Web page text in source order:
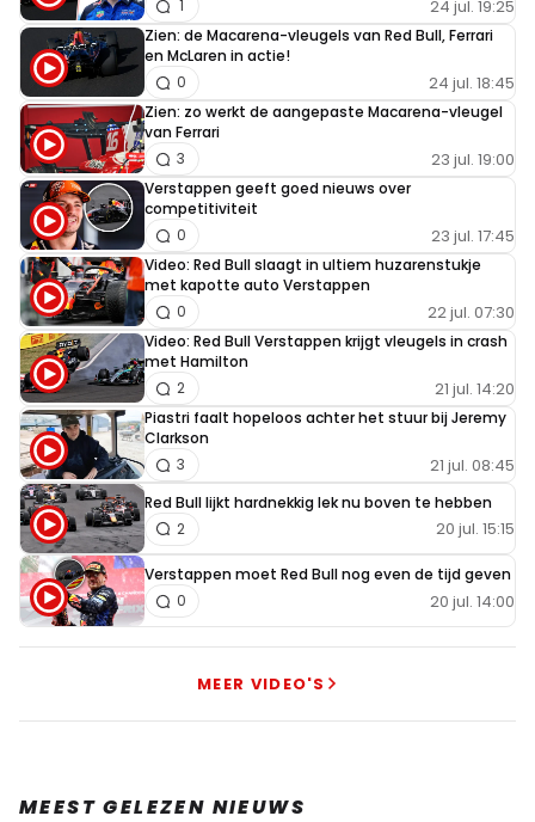
24 jul. 19:25
1
Zien: de Macarena-vleugels van Red Bull, Ferrari
en McLaren in actie!
24 jul. 18:45
0
Zien: zo werkt de aangepaste Macarena-vleugel
van Ferrari
23 jul. 19:00
3
Verstappen geeft goed nieuws over
competitiviteit
23 jul. 17:45
0
Video: Red Bull slaagt in ultiem huzarenstukje
met kapotte auto Verstappen
22 jul. 07:30
0
Video: Red Bull Verstappen krijgt vleugels in crash
met Hamilton
21 jul. 14:20
2
Piastri faalt hopeloos achter het stuur bij Jeremy
Clarkson
21 jul. 08:45
3
Red Bull lijkt hardnekkig lek nu boven te hebben
20 jul. 15:15
2
Verstappen moet Red Bull nog even de tijd geven
20 jul. 14:00
0
MEER VIDEO'S
MEEST GELEZEN NIEUWS